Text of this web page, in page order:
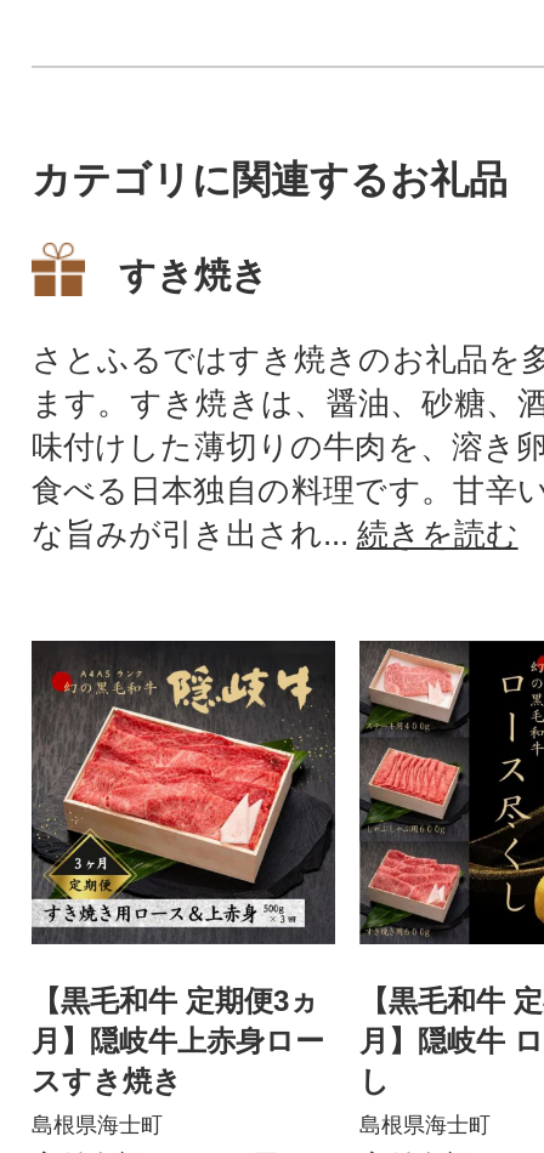
カテゴリに関連するお礼品
すき焼き
さとふるではすき焼きのお礼品を
ます。すき焼きは、醤油、砂糖、
味付けした薄切りの牛肉を、溶き
食べる日本独自の料理です。甘辛
な旨みが引き出され... 続きを読む
【黒毛和牛 定期便3ヵ
月】隠岐牛上赤身ロー
スすき焼き
島根県海士町
【黒毛和牛
月】隠岐牛
し
島根県海士町